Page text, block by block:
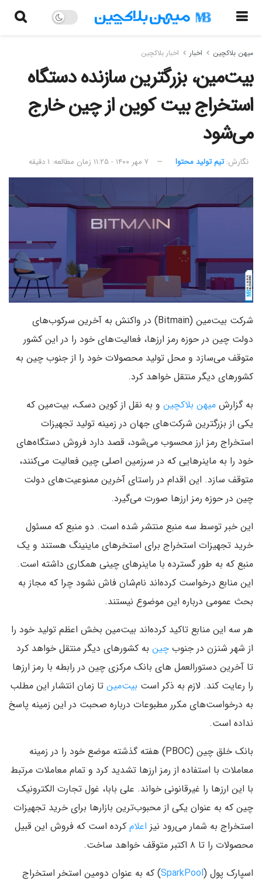
میهن بلاکچین اخبار اخبار بلاکچین
بیت‌مین، بزرگترین سازنده دستگاه
استخراج بیت کوین از چین خارج
می‌شود
نگارش:‌ تیم تولید محتوا ۷ مهر ۱۴۰۰ - ۱۱:۲۵ زمان مطالعه: ۱ دقیقه
شرکت بیت‌مین (Bitmain) در واکنش به آخرین سرکوب‌های
دولت چین در حوزه رمز ارزها، فعالیت‌های خود را در این کشور
متوقف می‌سازد و محل تولید محصولات خود را از جنوب چین به
کشورهای دیگر منتقل خواهد کرد.
به گزارش میهن بلاکچین و به نقل از کوین دسک، بیت‌مین که
یکی از بزرگترین شرکت‌های جهان در زمینه تولید تجهیزات
استخراج رمز ارز محسوب می‌شود، قصد دارد فروش دستگاه‌های
خود را به ماینرهایی که در سرزمین اصلی چین فعالیت می‌کنند،
متوقف سازد. این اقدام در راستای آخرین ممنوعیت‌های دولت
چین در حوزه رمز ارزها صورت می‌گیرد.
این خبر توسط سه منبع منتشر شده است. دو منبع که مسئول
خرید تجهیزات استخراج برای استخرهای ماینینگ هستند و یک
منبع که به طور گسترده با ماینرهای چینی همکاری داشته است.
این منابع درخواست کرده‌اند نام‌شان فاش نشود چرا که مجاز به
بحث عمومی درباره این موضوع نیستند.
هر سه این منابع تاکید کرده‌اند بیت‌مین بخش اعظم تولید خود را
از شهر شنزن در جنوب چین به کشورهای دیگر منتقل خواهد کرد
تا آخرین دستورالعمل های بانک مرکزی چین در رابطه با رمز ارزها
را رعایت کند. لازم به ذکر است بیت‌مین تا زمان انتشار این مطلب
به درخواست‌های مکرر مطبوعات درباره صحبت در این زمینه پاسخ
نداده است.
بانک خلق چین (PBOC) هفته گذشته موضع خود را در زمینه
معاملات با استفاده از رمز ارزها تشدید کرد و تمام معاملات مرتبط
با این ارزها را غیرقانونی خواند. علی بابا، غول تجارت الکترونیک
چین که به عنوان یکی از محبوب‌ترین بازارها برای خرید تجهیزات
استخراج به شمار می‌رود نیز اعلام کرده است که فروش این قبیل
محصولات را تا ۸ اکتبر متوقف خواهد ساخت.
اسپارک پول (SparkPool) که به عنوان دومین استخر استخراج